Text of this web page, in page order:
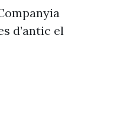
d’antic el